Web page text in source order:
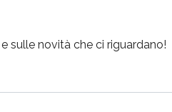
sulle novità che ci riguardano!